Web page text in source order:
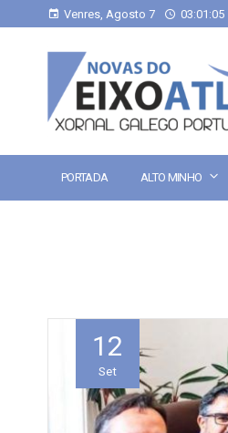
Venres, Agosto 7 03:01:06
PORTADA ALTO MINHO
12
Set